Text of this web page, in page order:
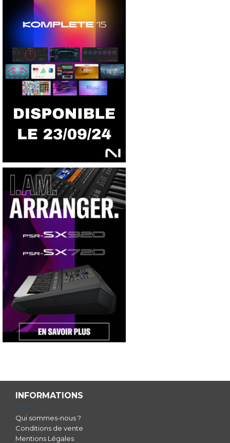
INFORMATIONS
Qui sommes-nous ?
Conditions de vente
Mentions Légales